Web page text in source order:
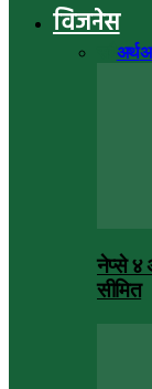
विजनेस
अर्थ
नेप्से ४
सीमित